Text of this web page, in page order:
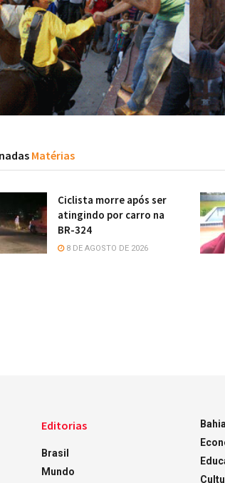
Matérias
Ciclista morre após ser
atingindo por carro na
BR-324
8 DE AGOSTO DE 2026
Editorias
Brasil
Mundo